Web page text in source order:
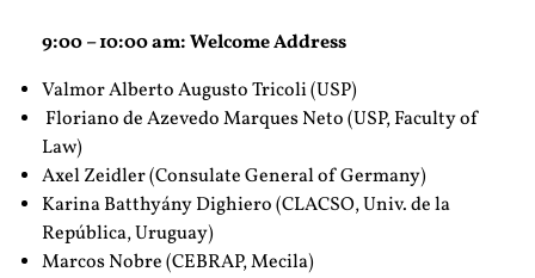
9:00 – 10:00 am: Welcome Address
Valmor Alberto Augusto Tricoli (USP)
Floriano de Azevedo Marques Neto (USP, Faculty of
Law)
Axel Zeidler (Consulate General of Germany)
Karina Batthyány Dighiero (CLACSO, Univ. de la
República, Uruguay)
Marcos Nobre (CEBRAP, Mecila)